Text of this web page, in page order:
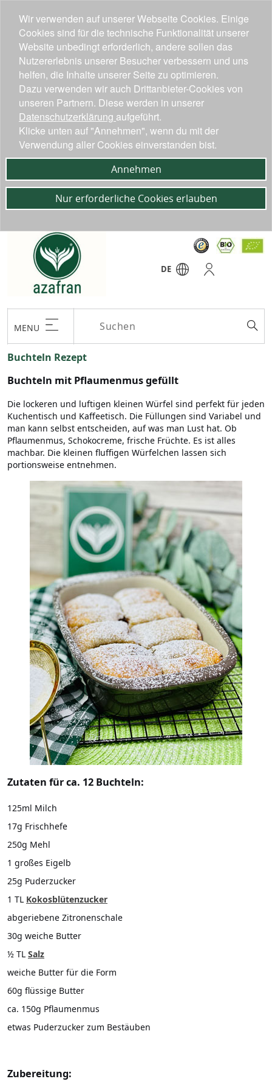
DE
MENU
Buchteln Rezept
Buchteln mit Pflaumenmus gefüllt
Die lockeren und luftigen kleinen Würfel sind perfekt für jeden
Kuchentisch und Kaffeetisch. Die Füllungen sind Variabel und
man kann selbst entscheiden, auf was man Lust hat. Ob
Pflaumenmus, Schokocreme, frische Früchte. Es ist alles
machbar. Die kleinen fluffigen Würfelchen lassen sich
portionsweise entnehmen.
Zutaten für ca. 12 Buchteln:
125ml Milch
17g Frischhefe
250g Mehl
1 großes Eigelb
25g Puderzucker
1 TL Kokosblütenzucker
abgeriebene Zitronenschale
30g weiche Butter
½ TL Salz
weiche Butter für die Form
60g flüssige Butter
ca. 150g Pflaumenmus
etwas Puderzucker zum Bestäuben
Zubereitung:
Wir verwenden auf unserer Webseite Cookies. Einige
Cookies sind für die technische Funktionalität unserer
Website unbedingt erforderlich, andere sollen das
Nutzererlebnis unserer Besucher verbessern und uns
helfen, die Inhalte unserer Seite zu optimieren.
Dazu verwenden wir auch Drittanbieter-Cookies von
unseren Partnern. Diese werden in unserer
Datenschutzerklärung aufgeführt.
Klicke unten auf "Annehmen", wenn du mit der
Verwendung aller Cookies einverstanden bist.
Annehmen
Nur erforderliche Cookies erlauben